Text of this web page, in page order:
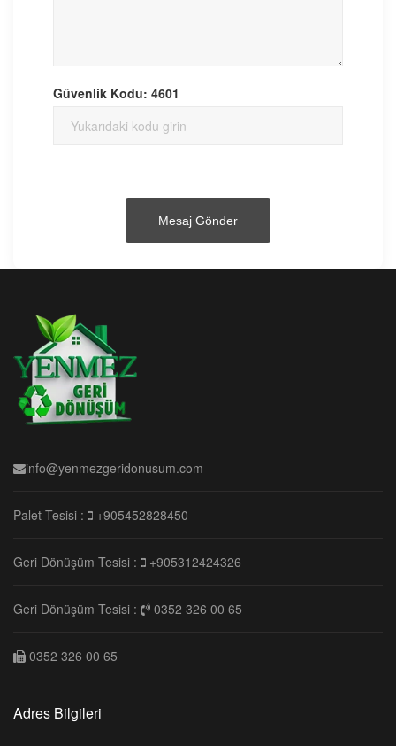
Güvenlik Kodu: 4601
info@yenmezgeridonusum.com
Palet Tesisi : +905452828450
Geri Dönüşüm Tesisi : +905312424326
Geri Dönüşüm Tesisi : 0352 326 00 65
0352 326 00 65
Adres Bilgileri